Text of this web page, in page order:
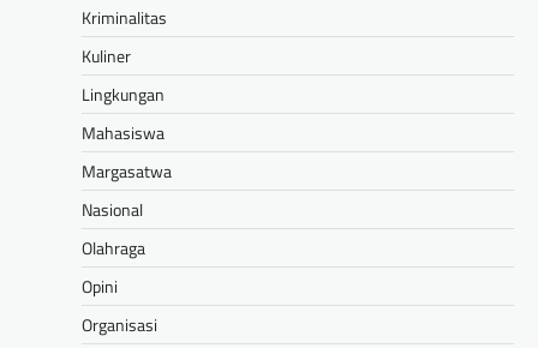
Kriminalitas
Kuliner
Lingkungan
Mahasiswa
Margasatwa
Nasional
Olahraga
Opini
Organisasi